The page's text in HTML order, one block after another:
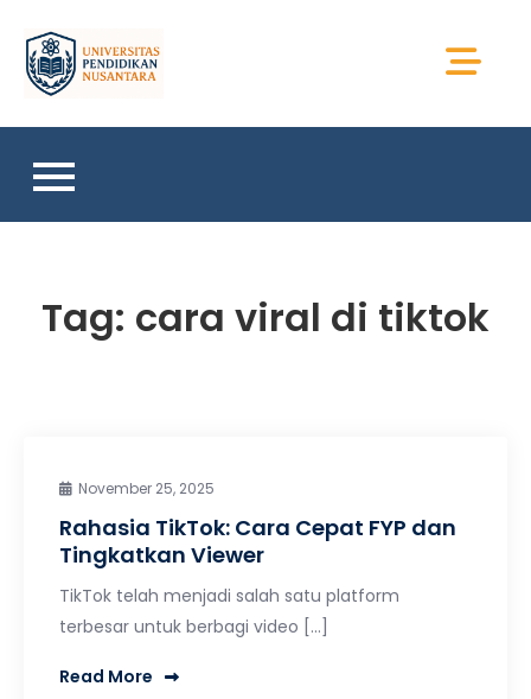
content
Tag: cara viral di tiktok
November 25, 2025
Rahasia TikTok: Cara Cepat FYP dan
Tingkatkan Viewer
TikTok telah menjadi salah satu platform
terbesar untuk berbagi video […]
Read More